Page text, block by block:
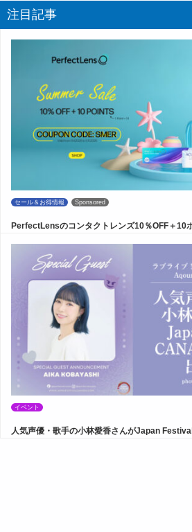
注目記事
セール＆お得情報 Sponsored
PerfectLensのコンタクトレンズ10％OFF＋10
イベント
人気声優・歌手の小林愛香さんがJapan